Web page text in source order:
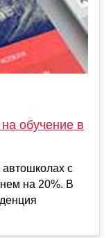
обучение в
автошколах с
на 20%. В